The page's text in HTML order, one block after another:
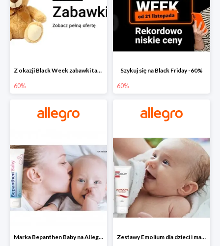
Z okazji Black Week zabawki taniej na allegro.pl
60%
Szykuj się na Black Friday -60%
60%
Marka Bepanthen Baby na Allegro od 15,87 zł! Zestawy Emolium dla dzieci i mam na Allegro od 35,99 zł